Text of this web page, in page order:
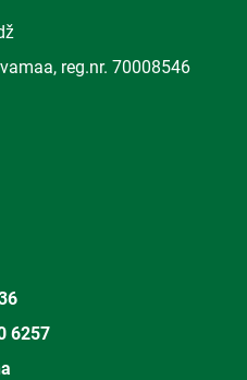
reg.nr. 70008546
6257